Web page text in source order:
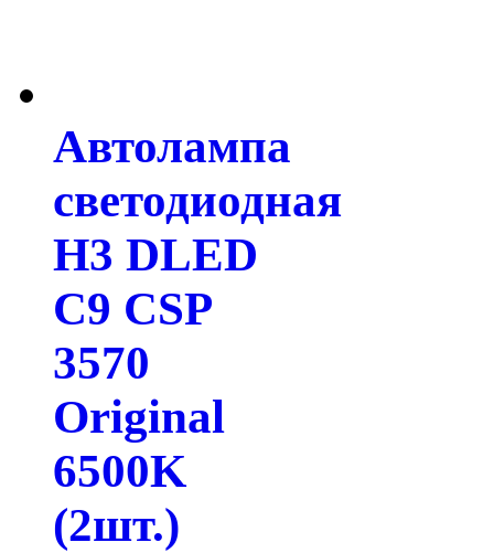
Автолампа
светодиодная
H3 DLED
C9 CSP
3570
Original
6500K
(2шт.)